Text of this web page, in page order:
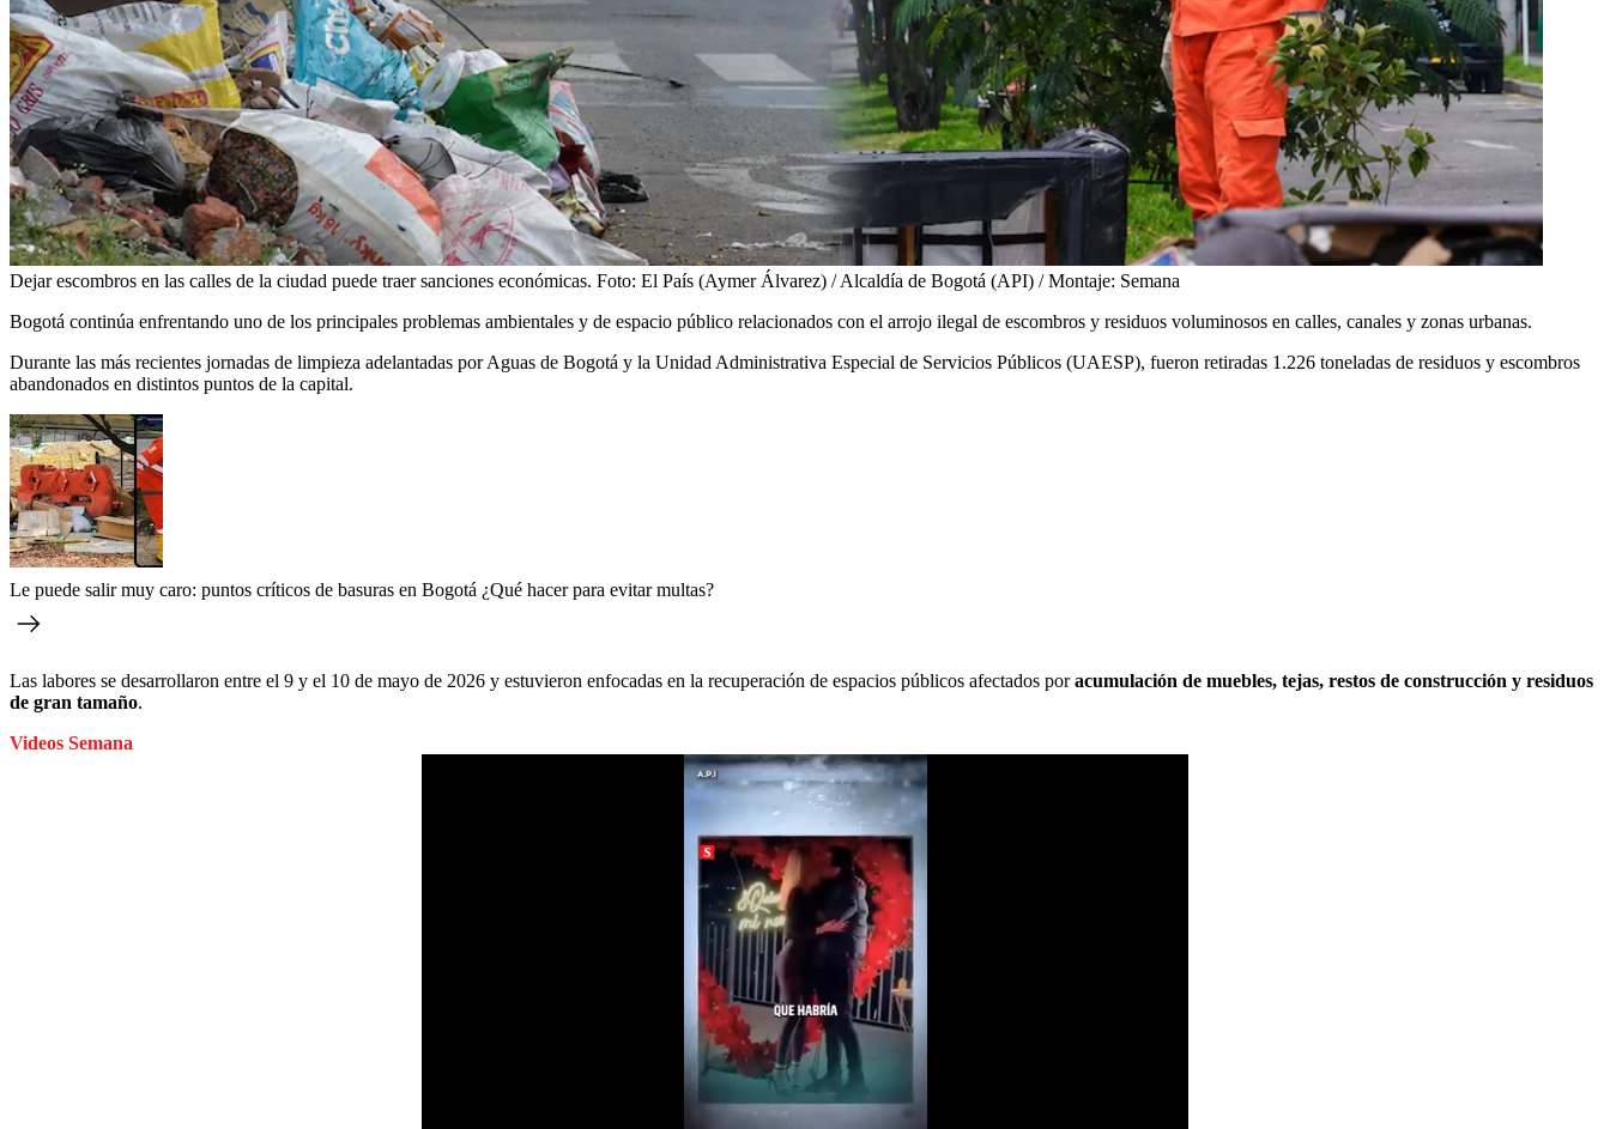
Dejar escombros en las calles de la ciudad puede traer sanciones económicas. Foto: El País (Aymer Álvarez) / Alcaldía de Bogotá (API) / Montaje: Semana
Bogotá continúa enfrentando uno de los principales problemas ambientales y de espacio público relacionados con el arrojo ilegal de escombros y residuos voluminosos en calles, canales y zonas urbanas.
Durante las más recientes jornadas de limpieza adelantadas por Aguas de Bogotá y la Unidad Administrativa Especial de Servicios Públicos (UAESP), fueron retiradas 1.226 toneladas de residuos y escombros
abandonados en distintos puntos de la capital.
Le puede salir muy caro: puntos críticos de basuras en Bogotá ¿Qué hacer para evitar multas?
Las labores se desarrollaron entre el 9 y el 10 de mayo de 2026 y estuvieron enfocadas en la recuperación de espacios públicos afectados poracumulación de muebles, tejas, restos de construcción y residuos
de gran tamaño.
Videos Semana